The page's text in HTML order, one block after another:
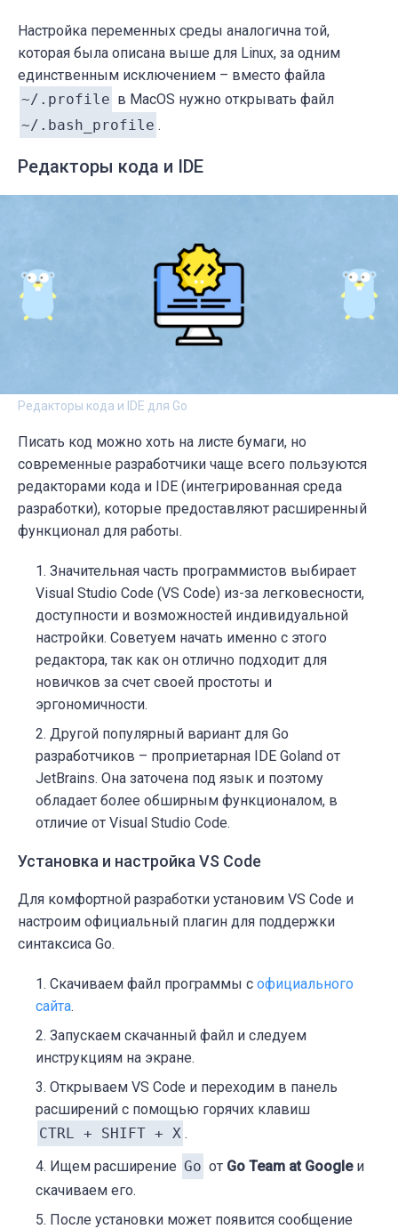
Настройка переменных среды аналогична той,
которая была описана выше для Linux, за одним
единственным исключением – вместо файла
~/.profile в MacOS нужно открывать файл
~/.bash_profile .
Редакторы кода и IDE
Редакторы кода и IDE для Go
Писать код можно хоть на листе бумаги, но
современные разработчики чаще всего пользуются
редакторами кода и IDE (интегрированная среда
разработки), которые предоставляют расширенный
функционал для работы.
Значительная часть программистов выбирает
Visual Studio Code (VS Code) из-за легковесности,
доступности и возможностей индивидуальной
настройки. Советуем начать именно с этого
редактора, так как он отлично подходит для
новичков за счет своей простоты и
эргономичности.
Другой популярный вариант для Go
разработчиков – проприетарная IDE Goland от
JetBrains. Она заточена под язык и поэтому
обладает более обширным функционалом, в
отличие от Visual Studio Code.
Установка и настройка VS Code
Для комфортной разработки установим VS Code и
настроим официальный плагин для поддержки
синтаксиса Go.
Скачиваем файл программы с официального
сайта.
Запускаем скачанный файл и следуем
инструкциям на экране.
Открываем VS Code и переходим в панель
расширений с помощью горячих клавиш
CTRL + SHIFT + X .
Ищем расширение Go от Go Team at Googleи
скачиваем его.
После установки может появится сообщение